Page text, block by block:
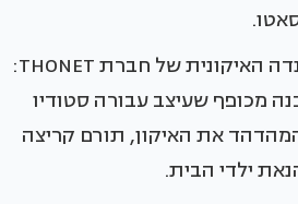
בהשראת כורסת הנדנדה האיקונית של חברת THONET:
מכופף שעיצב עבורה סטודיו
את האיקון, תורם קריצה
ילדי הבית.